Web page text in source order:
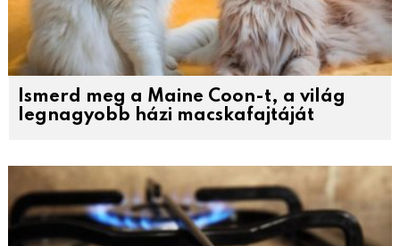
Ismerd meg a Maine Coon-t, a világ
legnagyobb házi macskafajtáját